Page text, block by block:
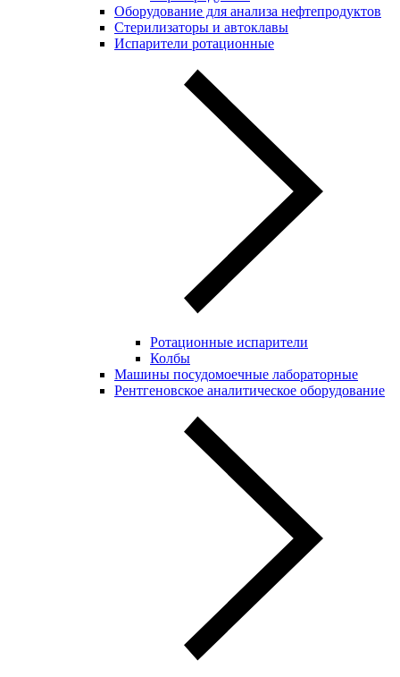
Оборудование для анализа нефтепродуктов
Стерилизаторы и автоклавы
Испарители ротационные
Ротационные испарители
Колбы
Машины посудомоечные лабораторные
Рентгеновское аналитическое оборудование